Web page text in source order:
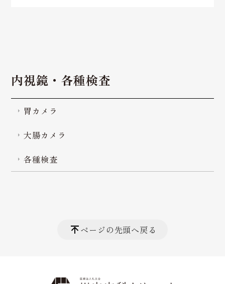
内視鏡・各種検査
胃カメラ
大腸カメラ
各種検査
ページの先頭へ戻る